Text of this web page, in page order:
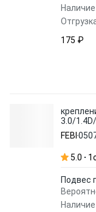
Наличие
175 ₽
3.0/1.4D/
FEBI
5.0 1
Подвес
Наличие